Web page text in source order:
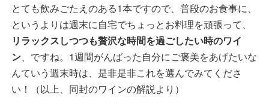
とても飲みごたえのある1本ですので、普段のお食事に、
というよりは週末に自宅でちょっとお料理を頑張って、
リラックスしつつも贅沢な時間を過ごしたい時のワイ
ン、ですね。1週間がんばった自分にご褒美をあげたいな
んていう週末時は、是非是非これを選んでみてくださ
い！（以上、同封のワインの解説より）